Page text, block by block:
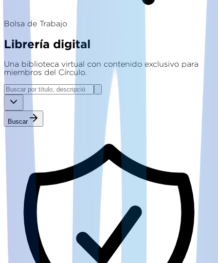
Bolsa de Trabajo
Librería digital
Una biblioteca virtual con contenido exclusivo para
miembros del Círculo.
Buscar